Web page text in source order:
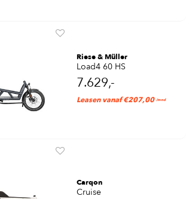
Riese & Müller
Load4 60 HS
7.629,-
Leasen vanaf €207,00 /mnd
Carqon
Cruise